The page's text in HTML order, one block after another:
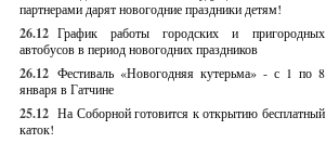
партнерами дарят новогодние праздники детям!
26.12 График работы городских и пригородных
автобусов в период новогодних праздников
26.12 Фестиваль «Новогодняя кутерьма» - с 1 по 8
января в Гатчине
25.12 На Соборной готовится к открытию бесплатный
каток!